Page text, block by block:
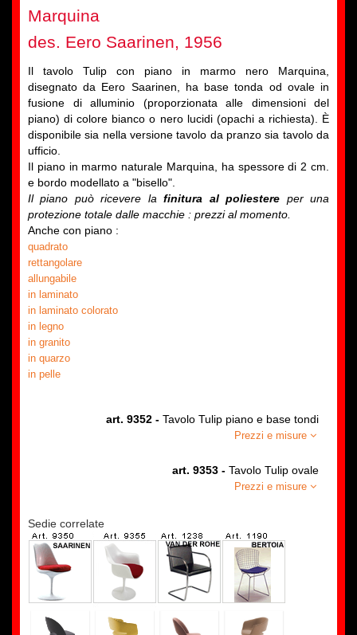
Marquina
des. Eero Saarinen, 1956
Il tavolo Tulip con piano in marmo nero Marquina,
disegnato da Eero Saarinen, ha base tonda od ovale in
fusione di alluminio (proporzionata alle dimensioni del
piano) di colore bianco o nero lucidi (opachi a richiesta). È
disponibile sia nella versione tavolo da pranzo sia tavolo da
ufficio.
Il piano in marmo naturale Marquina, ha spessore di 2 cm.
e bordo modellato a "bisello".
Il piano può ricevere lafinitura al poliestere per una
protezione totale dalle macchie : prezzi al momento.
Anche con piano :
quadrato
rettangolare
allungabile
in laminato
in laminato colorato
in legno
in granito
in quarzo
in pelle
art. 9352 - Tavolo Tulip piano e base tondi
Prezzi e misure
art. 9353 - Tavolo Tulip ovale
Prezzi e misure
Sedie correlate